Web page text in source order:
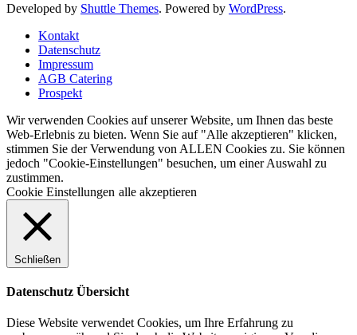
Developed by Shuttle Themes. Powered by WordPress.
Kontakt
Datenschutz
Impressum
AGB Catering
Prospekt
Wir verwenden Cookies auf unserer Website, um Ihnen das beste
Web-Erlebnis zu bieten. Wenn Sie auf "Alle akzeptieren" klicken,
stimmen Sie der Verwendung von ALLEN Cookies zu. Sie können
jedoch "Cookie-Einstellungen" besuchen, um einer Auswahl zu
zustimmen.
Cookie Einstellungen alle akzeptieren
Schließen
Datenschutz Übersicht
Diese Website verwendet Cookies, um Ihre Erfahrung zu